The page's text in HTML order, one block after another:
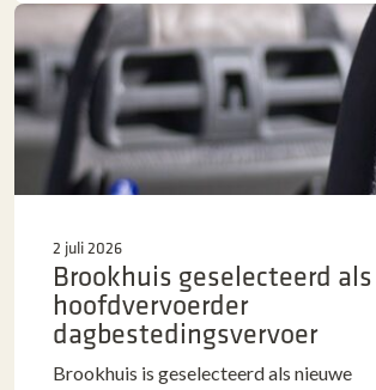
2 juli 2026
Brookhuis geselecteerd
hoofdvervoerder
dagbestedingsvervoer
Brookhuis is geselecteerd als nieuwe